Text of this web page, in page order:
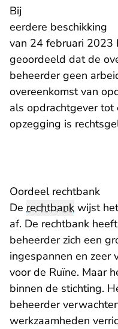
Bij
eerdere beschikking
van 24 februari 2023
geoordeeld dat de
beheerder geen
overeenkomst van
als opdrachtgever
opzegging is
Oordeel rechtbank
De rechtbank wijst
af. De rechtbank
beheerder zich een
ingespannen en zeer
voor de Ruïne. Maar
binnen de stichting.
beheerder
werkzaamheden